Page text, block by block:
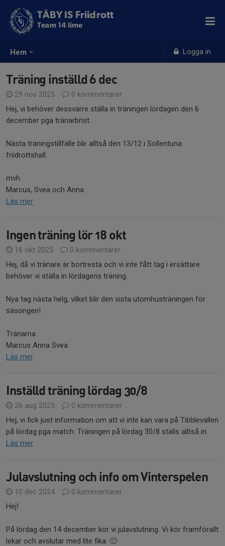
Hem Logga in
TÄBY IS Friidrott
Team 14 lime
Träning inställd 6 dec
29 nov 2025
0 kommentarer
Hej, vi behöver dessvärre ställa in träningen lördagen den 6
december pga tränarbrist.
Nästa träningstillfälle blir alltså den 13/12 i Sollentuna
friidrottshall.
mvh
Marcus, Svea och Anna
Läs mer
Ingen träning lör 18 okt
16 okt 2025
0 kommentarer
Hej, då vi tränare är bortresta och vi inte fått tag i ersättare
behöver vi ställa in lördagens träning.
Nya tag nästa helg, vilket blir den sista utomhusträningen för
säsongen!
Tränarna
Marcus Anna Svea
Läs mer
Inställd träning lördag 30/8
26 aug 2025
0 kommentarer
Hej, vi fick just information om att vi inte kan vara på Tibblevallen
på lördag pga match. Träningen på lördag 30/8 ställs alltså in.
Läs mer
Julavslutning och info om Vinterspelen
10 dec 2024
0 kommentarer
Hej!
På lördag den 14 december kör vi julavslutning. Vi kör framförallt
lekar och avslutar med lite fika. 🙂